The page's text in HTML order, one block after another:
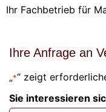
Ihr Fachbetrieb für
Ihre Anfrage an
„*“ zeigt
Sie interessieren